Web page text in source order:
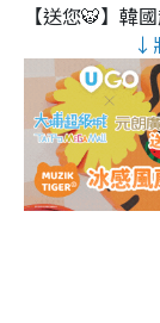
【送您🐯】韓
↓